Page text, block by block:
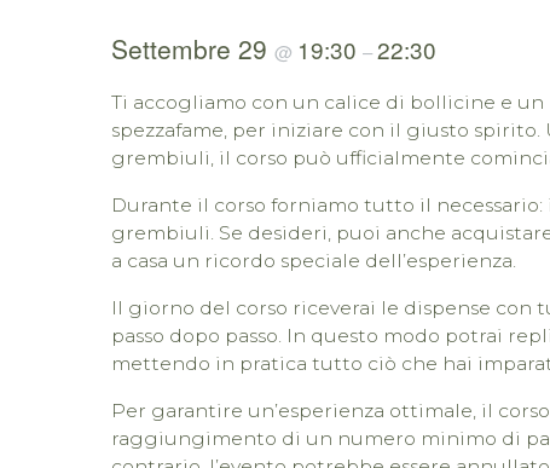
Settembre 29 @ 19:30 –22:30
Ti accogliamo con un calice di bollicine e
spezzafame, per iniziare con il giusto spirito.
grembiuli, il corso può ufficialmente
Durante il corso forniamo tutto il
grembiuli. Se desideri, puoi anche
a casa un ricordo speciale dell’esperienza.
Il giorno del corso riceverai le dispense con
passo dopo passo. In questo modo potrai
mettendo in pratica tutto ciò che hai
Per garantire un’esperienza ottimale, il
raggiungimento di un numero minimo di